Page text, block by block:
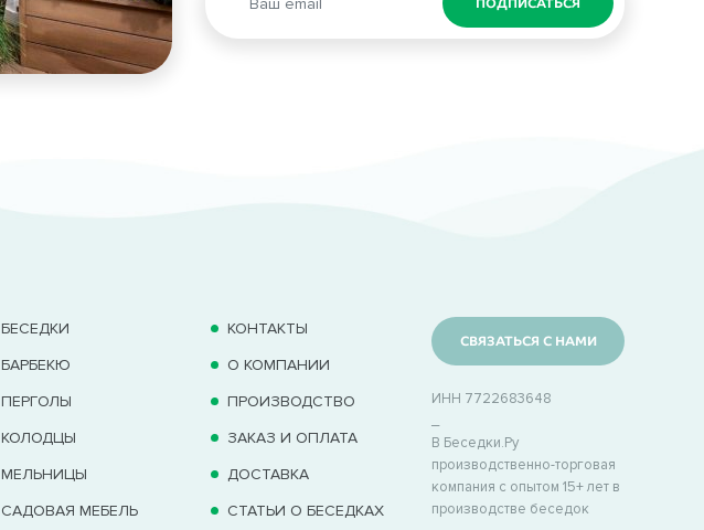
ПОДПИСАТЬСЯ
БЕСЕДКИ
БАРБЕКЮ
ПЕРГОЛЫ
КОЛОДЦЫ
МЕЛЬНИЦЫ
САДОВАЯ МЕБЕЛЬ
КОНТАКТЫ
О КОМПАНИИ
ПРОИЗВОДСТВО
ЗАКАЗ И ОПЛАТА
ДОСТАВКА
СТАТЬИ О БЕСЕДКАХ
СВЯЗАТЬСЯ С НАМИ
ИНН 7722683648
В Беседки.Ру
производственно-торговая
компания с опытом 15+ лет в
производстве беседок